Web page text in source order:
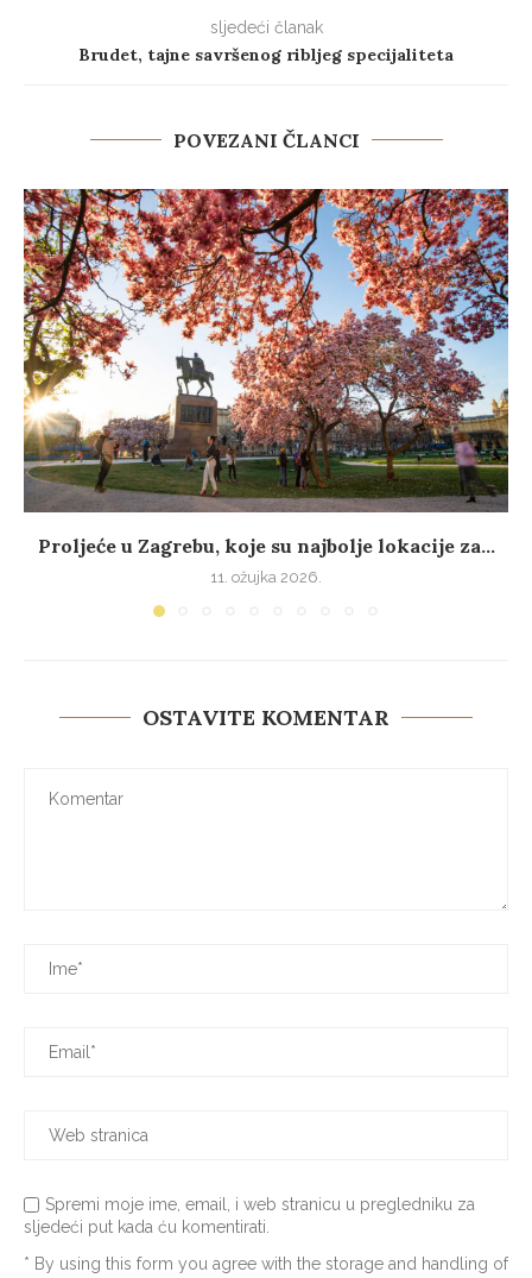
sljedeći članak
Brudet, tajne savršenog ribljeg specijaliteta
POVEZANI ČLANCI
Proljeće u Zagrebu, koje su najbolje lokacije za...
11. ožujka 2026.
OSTAVITE KOMENTAR
Spremi moje ime, email, i web stranicu u pregledniku za
sljedeći put kada ću komentirati.
* By using this form you agree with the storage and handling of